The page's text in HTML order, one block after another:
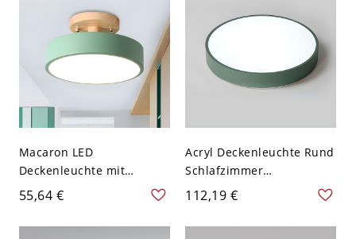
Macaron LED
Deckenleuchte mit
Metallschirm, grüne
runde Deckenlampe
55,64 €
Acryl Deckenleuchte Rund
Schlafzimmer
Deckenleuchte Flush
Mount Lichter - Grün
110V-120V 30,48 cm
112,19 €